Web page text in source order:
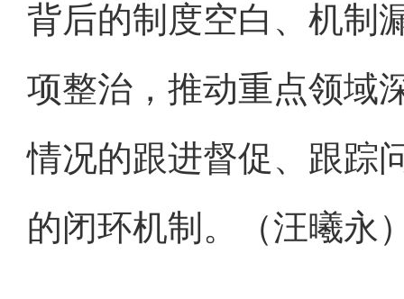
背后的制度空白、机制
项整治，推动重点领域
情况的跟进督促、跟踪
的闭环机制。（汪曦永